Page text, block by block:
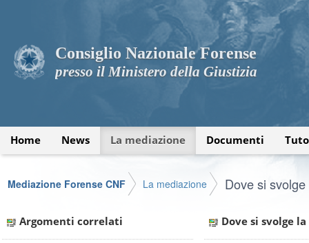
Consiglio Nazionale Forense
presso il Ministero della Giustizia
Home News La mediazione Documenti
Mediazione Forense CNF La mediazione Dove si
Argomenti correlati Dove si svolge